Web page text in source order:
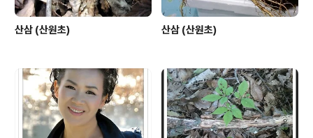
산삼 (산원초) 산삼 (산원초)